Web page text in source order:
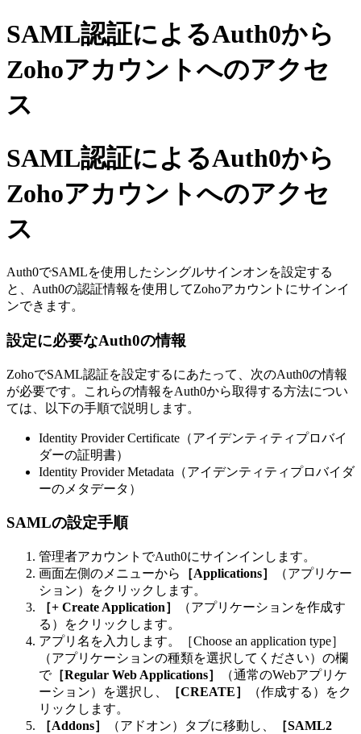
SAML認証によるAuth0から
Zohoアカウントへのアクセ
ス
SAML認証によるAuth0から
Zohoアカウントへのアクセ
ス
Auth0でSAMLを使用したシングルサインオンを設定する
と、Auth0の認証情報を使用してZohoアカウントにサインイ
ンできます。
設定に必要なAuth0の情報
ZohoでSAML認証を設定するにあたって、次のAuth0の情報
が必要です。これらの情報をAuth0から取得する方法につい
ては、以下の手順で説明します。
Identity Provider Certificate（アイデンティティプロバイ
ダーの証明書）
Identity Provider Metadata（アイデンティティプロバイダ
ーのメタデータ）
SAMLの設定手順
管理者アカウントでAuth0にサインインします。
画面左側のメニューから
［Applications］
（アプリケー
ション）をクリックします。
［+ Create Application］
（アプリケーションを作成す
る）をクリックします。
アプリ名を入力します。［Choose an application type］
（アプリケーションの種類を選択してください）の欄
で［Regular Web Applications］
（通常のWebアプリケ
ーション）を選択し、
［CREATE］
（作成する）をク
リックします。
［Addons］
（アドオン）タブに移動し、
［SAML2